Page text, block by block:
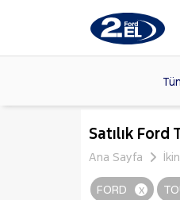
Markalar
Modeller
Satılık
Ana Sayfa
FORD x